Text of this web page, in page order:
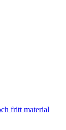
fritt material